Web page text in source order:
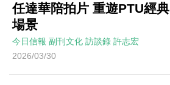
任達華陪拍片 重遊PTU經典
場景
今日信報 副刊文化 訪談錄 許志宏
2026/03/30